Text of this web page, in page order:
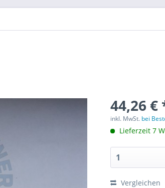
44,26 €
inkl. MwSt. bei
Lieferzeit 7
Vergleichen